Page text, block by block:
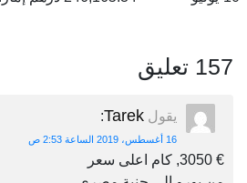
157 تعليق
يقول Tarek
:
16 أغسطس، 2019 الساعة 2:53 ص
€ 3050, كام اعلى سعر